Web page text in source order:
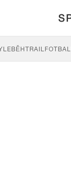
BĚHTRAILFOTBAL